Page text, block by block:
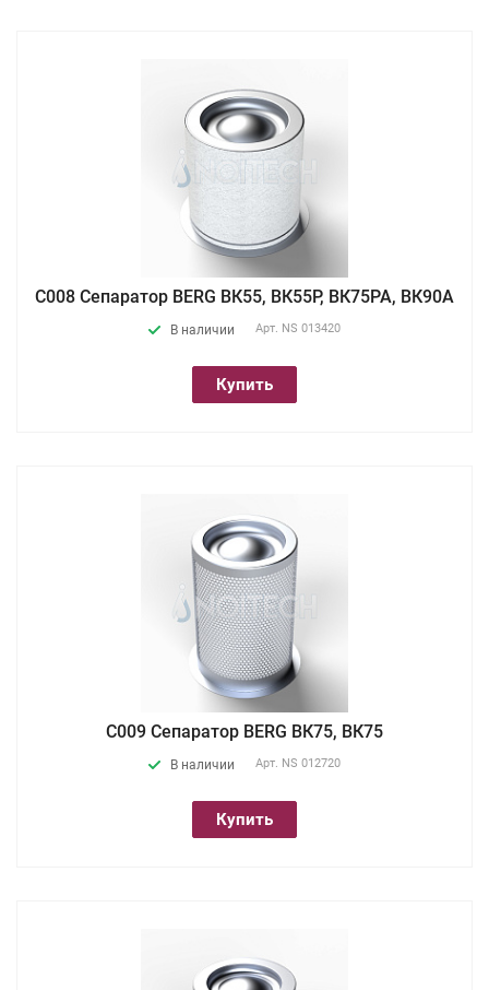
С008 Сепаратор BERG ВК55, ВК55Р, ВК75РА, ВК90А
В наличии Арт. NS 013420
Купить
С009 Сепаратор BERG ВК75, ВК75
В наличии Арт. NS 012720
Купить